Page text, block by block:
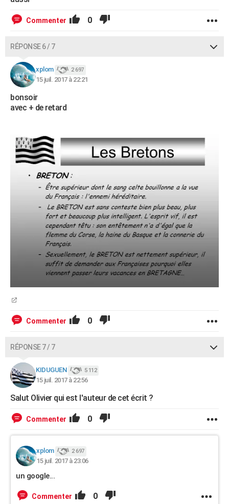
Commenter 0
RÉPONSE 6 / 7
xplom 2 697
15 juil. 2017 à 22:21
bonsoir
avec + de retard
Commenter 0
RÉPONSE 7 / 7
KIDUGUEN 5 112
15 juil. 2017 à 22:56
Salut Olivier qui est l'auteur de cet écrit ?
Commenter 0
xplom 2 697
15 juil. 2017 à 23:06
un google...
Commenter 0